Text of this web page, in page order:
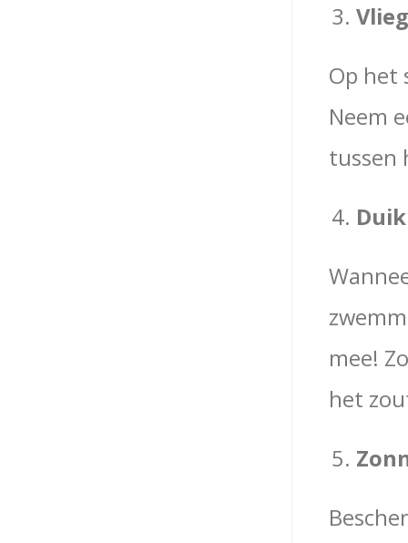
Op het
Neem
tussen
mee!
het